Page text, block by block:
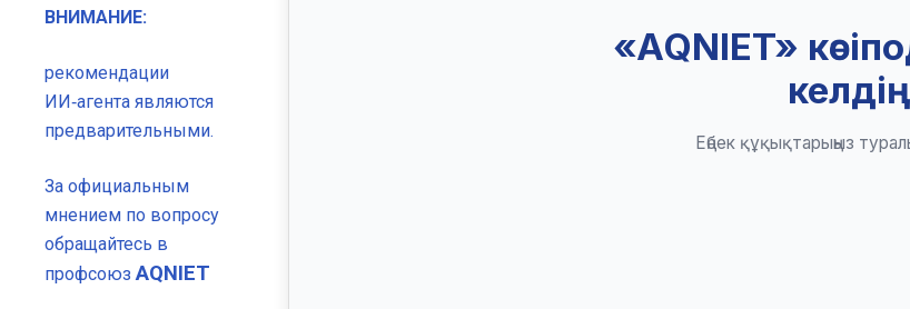
ВНИМАНИЕ:
рекомендации
ИИ‑агента являются
предварительными.
За официальным
мнением по вопросу
обращайтесь в
профсоюз AQNIET